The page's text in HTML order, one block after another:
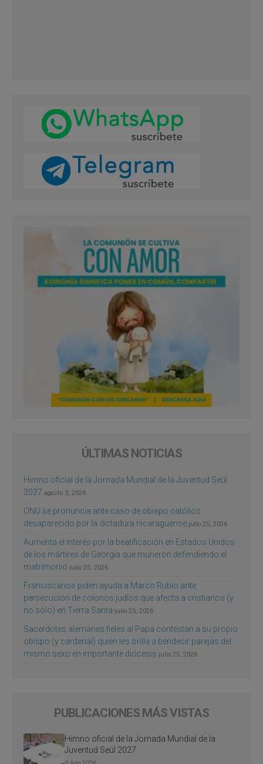
ÚLTIMAS NOTICIAS
Himno oficial de la Jornada Mundial de la Juventud Seúl
2027 agosto 3, 2026
ONU se pronuncia ante caso de obispo católico
desaparecido por la dictadura nicaragüense julio 25, 2026
Aumenta el interés por la beatificación en Estados Unidos
de los mártires de Georgia que murieron defendiendo el
matrimonio julio 25, 2026
Franciscanos piden ayuda a Marco Rubio ante
persecución de colonos judíos que afecta a cristianos (y
no sólo) en Tierra Santa julio 25, 2026
Sacerdotes alemanes fieles al Papa contestan a su propio
obispo (y cardenal) quien les orilla a bendecir parejas del
mismo sexo en importante diócesis julio 25, 2026
PUBLICACIONES MÁS VISTAS
Himno oficial de la Jornada Mundial de la
Juventud Seúl 2027